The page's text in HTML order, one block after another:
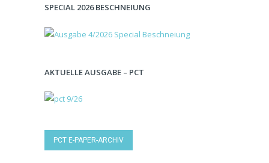
SPECIAL 2026 BESCHNEIUNG
AKTUELLE AUSGABE – PCT
PCT E-PAPER-ARCHIV